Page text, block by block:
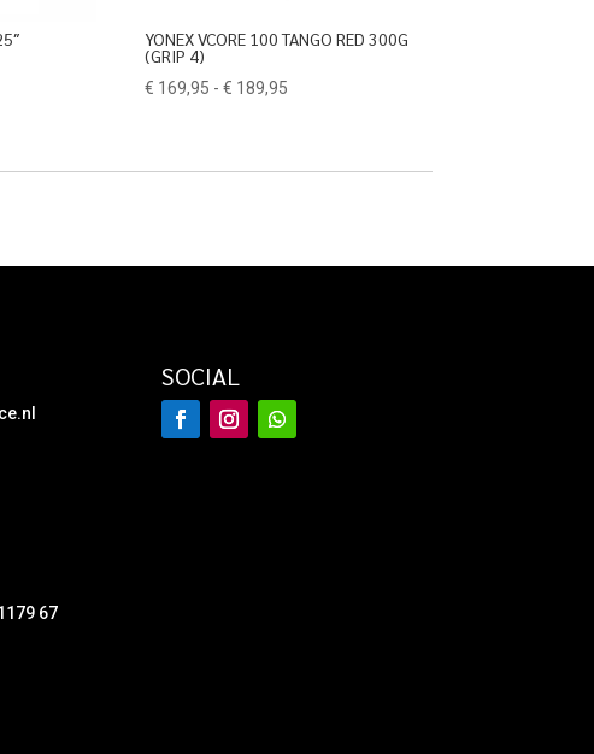
YONEX VCORE 100 TANGO RED 300G
(GRIP 4)
€ 169,95 - € 189,95
67
SOCIAL